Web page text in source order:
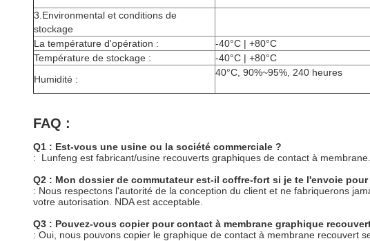
3.Environmental et conditions de
stockage
La température d'opération :
-40°C | +80°C
Température de stockage :
-40°C | +80°C
Humidité :
40°C, 90%~95%, 240 heures
FAQ :
Q1 : Est-vous une usine ou la société commerciale ?
: Lunfeng est fabricant/usine recouverts graphiques de contact à
Q2 : Mon dossier de commutateur est-il coffre-fort si je te l'envoie
: Nous respectons l'autorité de la conception du client et ne fabriquerons
votre autorisation. NDA est acceptable.
Q3 : Pouvez-vous copier pour contact à membrane graphique
: Oui, nous pouvons copier le graphique de contact à membrane recouvert